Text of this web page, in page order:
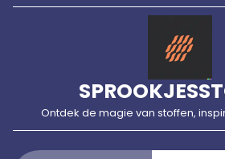
Skip
Ontdek de magie van stoffen,